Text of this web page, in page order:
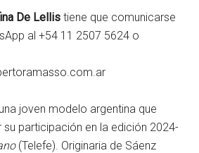
De Lellis tiene que comunicarse
al +54 11 2507 5624 o
joven modelo argentina que
participación en la edición 2024-
(Telefe). Originaria de Sáenz